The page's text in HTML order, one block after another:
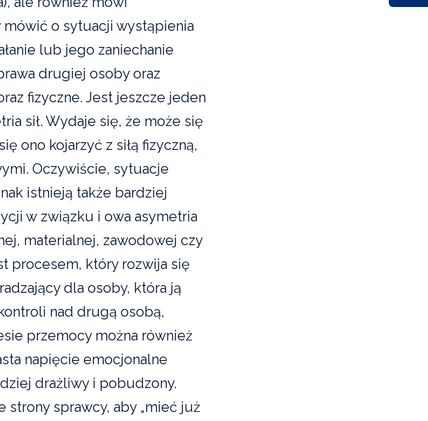
mówić o sytuacji wystąpienia
lub jego zaniechanie
drugiej osoby oraz
fizyczne. Jest jeszcze jeden
sił. Wydaje się, że może się
ono kojarzyć z siłą fizyczną,
Oczywiście, sytuacje
istnieją także bardziej
w związku i owa asymetria
materialnej, zawodowej czy
procesem, który rozwija się
dla osoby, która ją
nad drugą osobą,
przemocy można również
napięcie emocjonalne
drażliwy i pobudzony.
strony sprawcy, aby „mieć już